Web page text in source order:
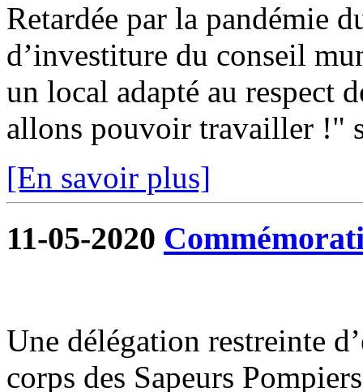
Retardée par la pandémie
d’investiture du conseil
un local adapté au respect
allons pouvoir travailler !"
[En savoir plus]
11-05-2020
Une délégation restreinte
corps des Sapeurs